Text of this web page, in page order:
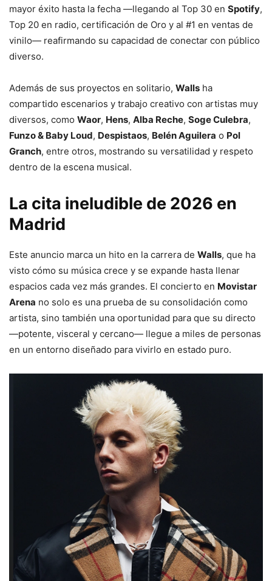
mayor éxito hasta la fecha —llegando al Top 30 en Spotify,
Top 20 en radio, certificación de Oro y al #1 en ventas de
vinilo— reafirmando su capacidad de conectar con público
diverso.
Además de sus proyectos en solitario, Walls ha
compartido escenarios y trabajo creativo con artistas muy
diversos, como Waor, Hens, Alba Reche, Soge Culebra,
Funzo & Baby Loud, Despistaos, Belén Aguilera o Pol
Granch, entre otros, mostrando su versatilidad y respeto
dentro de la escena musical.
La cita ineludible de 2026 en
Madrid
Este anuncio marca un hito en la carrera de Walls, que ha
visto cómo su música crece y se expande hasta llenar
espacios cada vez más grandes. El concierto en Movistar
Arena no solo es una prueba de su consolidación como
artista, sino también una oportunidad para que su directo
—potente, visceral y cercano— llegue a miles de personas
en un entorno diseñado para vivirlo en estado puro.